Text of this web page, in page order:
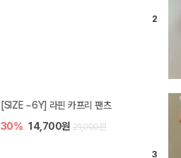
[SIZE ~6Y] 라핀 카프리 팬츠
30% 14,700원 21,000원